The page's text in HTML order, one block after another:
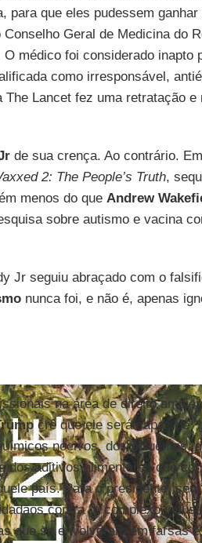
para que eles pudessem ganhar
Geral de Medicina do
médico foi considerado inapto
como irresponsável,
Lancet fez uma retratação e
de sua crença. Ao contrário.
2: The People’s Truth,
menos do que Andrew
sobre autismo e vacina
Jr seguiu abraçado com o
nunca foi, e não é, apenas
na área de direito
crê que ele será capaz de
nocivos, dos poluentes,
dos aditivos alimentares que
país. Para o presidente, seu
contra “o complexo
que se envolveram em farsas e